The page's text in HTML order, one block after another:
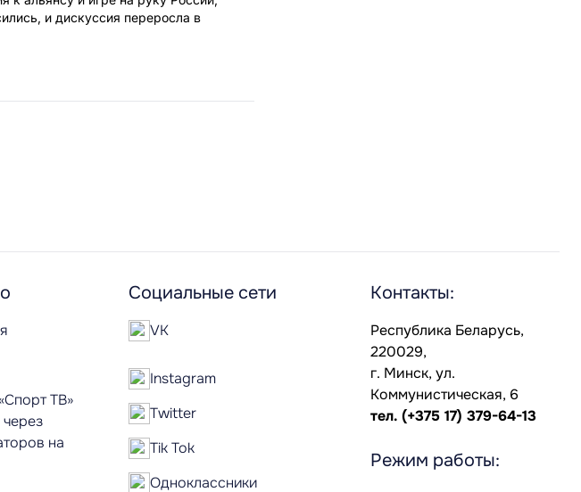
и дискуссия переросла в
ТВ»
на
Социальные сети
VK
Instagram
Twitter
Tik Tok
Одноклассники
Контакты:
Республика Беларусь,
220029,
г. Минск, ул.
Коммунистическая, 6
тел. (+375 17) 379-64-13
Режим работы: